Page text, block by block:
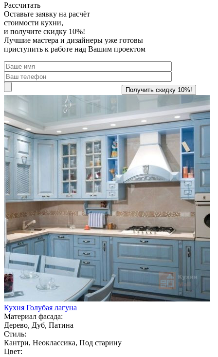
Рассчитать
Оставьте заявку на расчёт
стоимости кухни,
и получите скидку 10%!
Лучшие мастера и дизайнеры уже готовы
приступить к работе над Вашим проектом
Кухня Голубая лагуна
Материал фасада:
Дерево, Дуб, Патина
Стиль:
Кантри, Неоклассика, Под старину
Цвет: